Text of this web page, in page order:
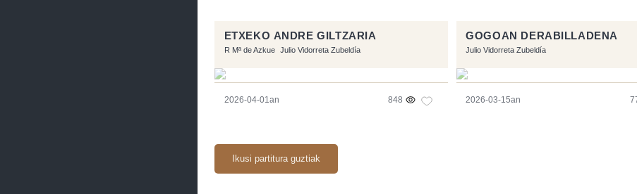
ETXEKO ANDRE GILTZARIA
R Mª de Azkue Julio Vidorreta Zubeldía
2026-04-01an 848
GOGOAN DERABILLADENA
Julio Vidorreta Zubeldía
2026-03-15an
Ikusi partitura guztiak